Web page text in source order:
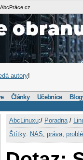
AbcPráce.cz
autory!
Články Učebnice
AbcLinuxu:/ Poradna/
Štítky: NAS práva,